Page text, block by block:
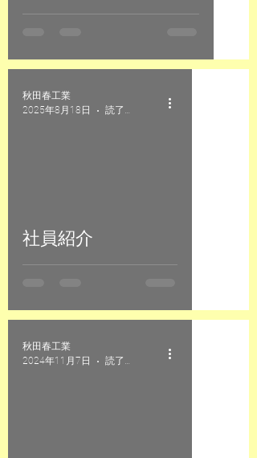
社員紹介
秋田春工業
2025年8月18日
読了時間: 2分
秋田春工業
2024年11月7日
読了時間: 1分